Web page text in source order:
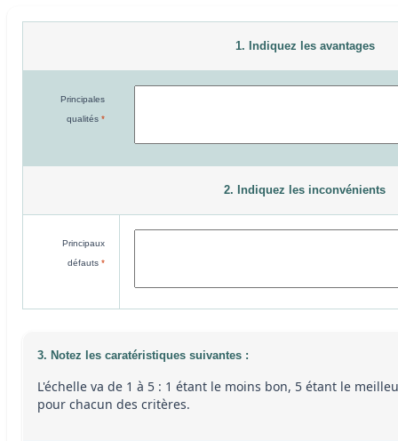
1. Indiquez les avantages
Principales
qualités *
2. Indiquez les inconvénients
Principaux
défauts *
3. Notez les caratéristiques suivantes :
L'échelle va de 1 à 5 : 1 étant le moins bon, 5 étant le
pour chacun des critères.